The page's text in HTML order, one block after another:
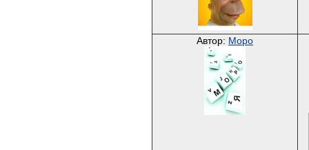
Автор: Mopo